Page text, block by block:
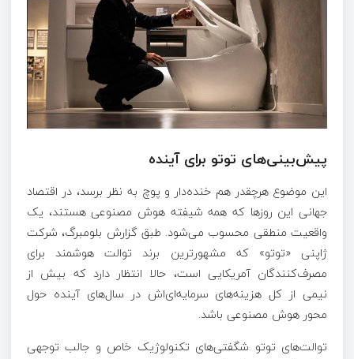
پیش‌بینی‌های توتو برای آینده
این موضوع هرچقدر هم خنده‌دار و پوچ به نظر برسد، در اقتصاد
جهانی این روزها که همه شیفته هوش مصنوعی هستند، یک
واقعیت منطقی محسوب می‌شود. طبق گزارش بلومبرگ، شرکت
ژاپنی «توتو» که مشهورترین برند توالت هوشمند برای
مصرف‌کنندگان آمریکایی است، حالا انتظار دارد که بیش از
نیمی از کل هزینه‌های سرمایه‌ای‌اش در سال‌های آینده حول
محور هوش مصنوعی باشد.
توالت‌های توتو شگفتی‌های تکنولوژیک خاص و جالب توجهی